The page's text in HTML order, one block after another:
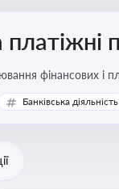
платіжні
Банківська діяльність